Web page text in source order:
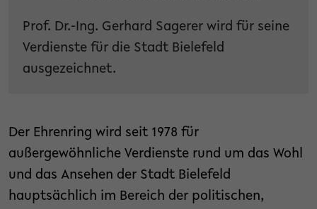
Prof. Dr.-Ing. Gerhard Sagerer wird für seine
Verdienste für die Stadt Bielefeld
ausgezeichnet.
Der Ehrenring wird seit 1978 für
außergewöhnliche Verdienste rund um das Wohl
und das Ansehen der Stadt Bielefeld
hauptsächlich im Bereich der politischen,